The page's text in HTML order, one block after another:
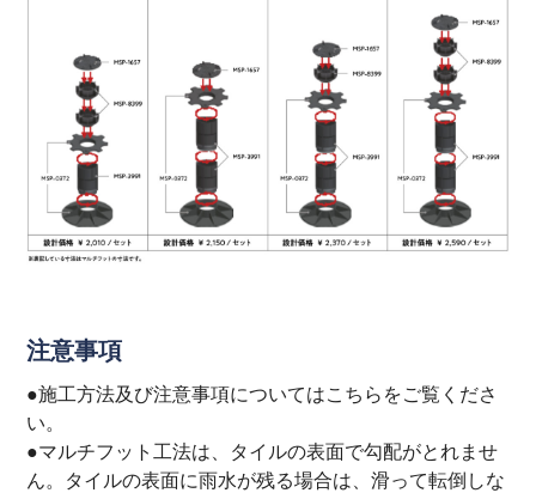
注意事項
●施工方法及び注意事項についてはこちら をご覧くださ
い。
●マルチフット工法は、タイルの表面で勾配がとれませ
ん。タイルの表面に雨水が残る場合は、滑って転倒しな